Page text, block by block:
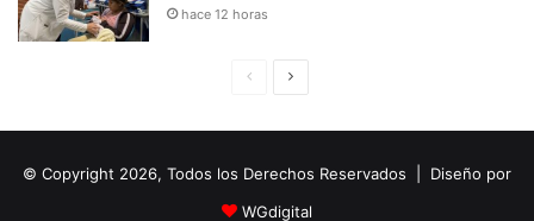
hace 12 horas
i
n
u
i
© Copyright 2026, Todos los Derechos Reservados | Diseño por
WGdigital